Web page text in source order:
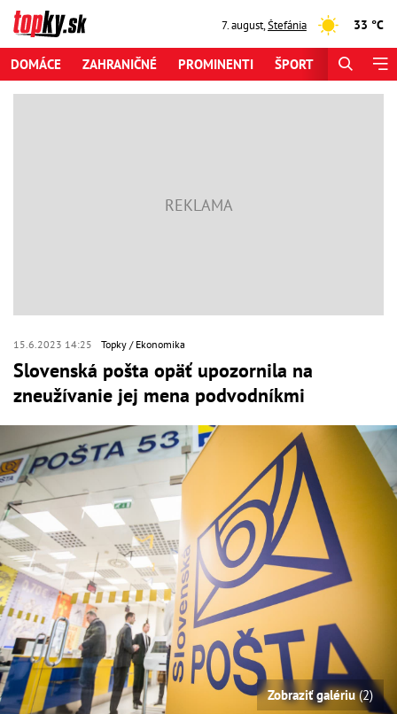
7. august,Štefánia 33 °C
DOMÁCE ZAHRANIČNÉ PROMINENTI ŠPORT
15.6.2023 14:25 Topky Ekonomika
Slovenská pošta opäť upozornila na
zneužívanie jej mena podvodníkmi
Zobraziť galériu(2)